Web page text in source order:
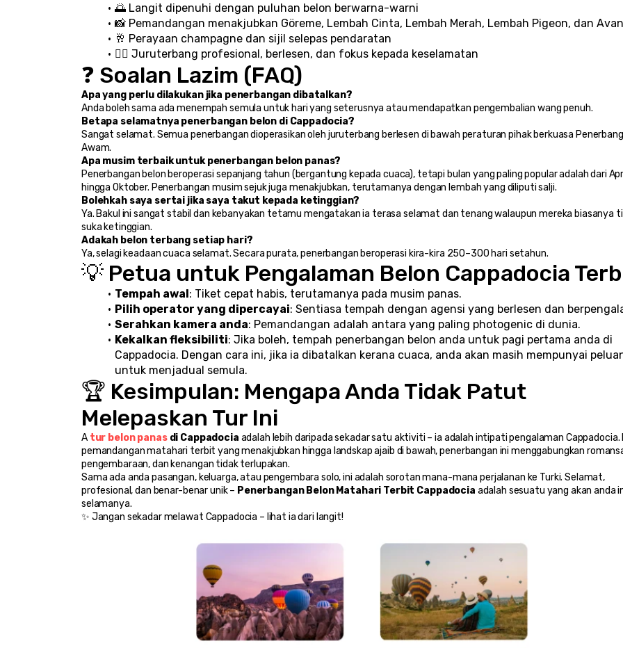
🌅 Langit dipenuhi dengan puluhan belon berwarna-warni
📸 Pemandangan menakjubkan Göreme, Lembah Cinta, Lembah Merah, Lembah Pigeon, dan
🥂 Perayaan champagne dan sijil selepas pendaratan
🧑‍✈️ Juruterbang profesional, berlesen, dan fokus kepada keselamatan
❓ Soalan Lazim (FAQ)
Apa yang perlu dilakukan jika penerbangan dibatalkan?
Anda boleh sama ada menempah semula untuk hari yang seterusnya atau mendapatkan pengembalian wang penuh.
Betapa selamatnya penerbangan belon di Cappadocia?
Sangat selamat. Semua penerbangan dioperasikan oleh juruterbang berlesen di bawah peraturan pihak berkuasa
Awam.
Apa musim terbaik untuk penerbangan belon panas?
Penerbangan belon beroperasi sepanjang tahun (bergantung kepada cuaca), tetapi bulan yang paling popular adalah dari
hingga Oktober. Penerbangan musim sejuk juga menakjubkan, terutamanya dengan lembah yang diliputi salji.
Bolehkah saya sertai jika saya takut kepada ketinggian?
Ya. Bakul ini sangat stabil dan kebanyakan tetamu mengatakan ia terasa selamat dan tenang walaupun mereka biasanya
suka ketinggian.
Adakah belon terbang setiap hari?
Ya, selagi keadaan cuaca selamat. Secara purata, penerbangan beroperasi kira-kira 250–300 hari setahun.
💡 Petua untuk Pengalaman Belon Cappadocia
Tempah awal : Tiket cepat habis, terutamanya pada musim panas.
Pilih operator yang dipercayai: Sentiasa tempah dengan agensi yang berlesen dan
Serahkan kamera anda: Pemandangan adalah antara yang paling photogenic di dunia.
Kekalkan fleksibiliti: Jika boleh, tempah penerbangan belon anda untuk pagi pertama anda di
Cappadocia. Dengan cara ini, jika ia dibatalkan kerana cuaca, anda akan masih mempunyai
untuk menjadual semula.
🏆 Kesimpulan: Mengapa Anda Tidak Patut
Melepaskan Tur Ini
A tur belon panas di Cappadocia adalah lebih daripada sekadar satu aktiviti – ia adalah intipati pengalaman Cappadocia.
pemandangan matahari terbit yang menakjubkan hingga landskap ajaib di bawah, penerbangan ini menggabungkan
pengembaraan, dan kenangan tidak terlupakan.
Sama ada anda pasangan, keluarga, atau pengembara solo, ini adalah sorotan mana-mana perjalanan ke Turki. Selamat,
profesional, dan benar-benar unik – Penerbangan Belon Matahari Terbit Cappadocia adalah sesuatu yang akan anda
selamanya.
✨ Jangan sekadar melawat Cappadocia – lihat ia dari langit!